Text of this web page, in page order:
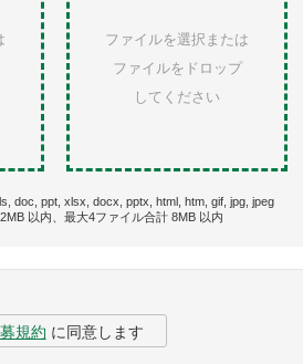
ファイルを選択または
ファイルをドロップ
してください
doc, ppt, xlsx, docx, pptx, html, htm, gif, jpg, jpeg
以内、最大4ファイル合計 8MB 以内
規約 に同意します